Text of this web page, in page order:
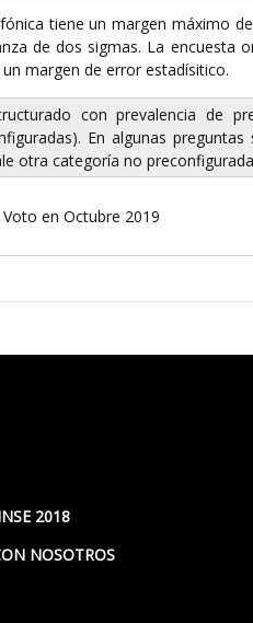
tiene un margen máximo
de dos sigmas. La encuesta
margen de error estadísitico.
con prevalencia de
En algunas
otra categoría no
en Octubre 2019
2018
NOSOTROS